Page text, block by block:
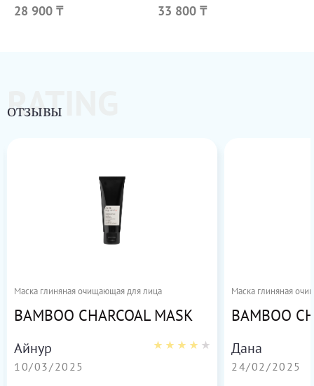
28 900 ₸ 33 800 ₸
RATING
ОТЗЫВЫ
Маска глиняная очищающая для лица
BAMBOO CHARCOAL MASK
Айнур
10/03/2025
Маска глиняная
BAMBOO
Дана
24/02/2025